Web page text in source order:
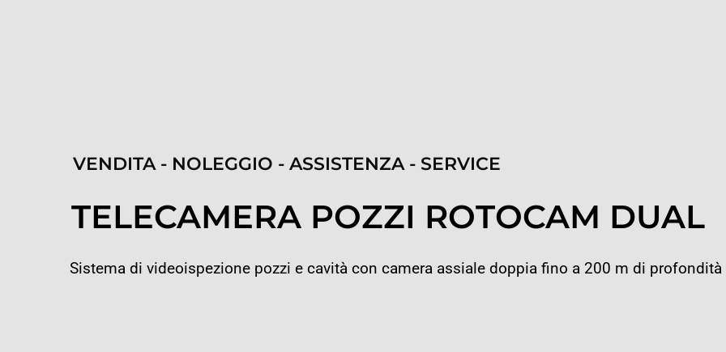
VENDITA - NOLEGGIO - ASSISTENZA - SERVICE
TELECAMERA POZZI ROTOCAM DUAL
Sistema di videoispezione pozzi e cavità con camera assiale doppia fino a 200 m di profondità